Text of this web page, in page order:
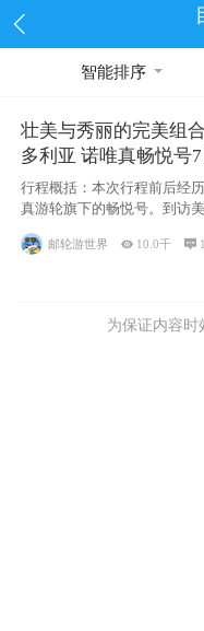
智能排序
壮美与秀丽的完美组
多利亚 诺唯真畅悦号
行程概括：本次行程前后经
真游轮旗下的畅悦号。到访
个州/省：美国华盛顿州
邮轮游世界  10.0千 
为保证内容时